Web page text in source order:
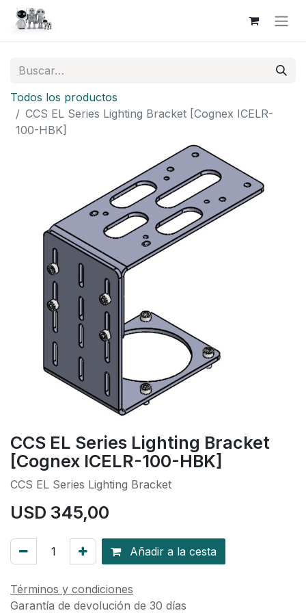
Todos los productos
CCS EL Series Lighting Bracket [Cognex ICELR-
100-HBK]
CCS EL Series Lighting Bracket
[Cognex ICELR-100-HBK]
CCS EL Series Lighting Bracket
USD 345,00
Añadir a la cesta
Términos y condiciones
Garantía de devolución de 30 días